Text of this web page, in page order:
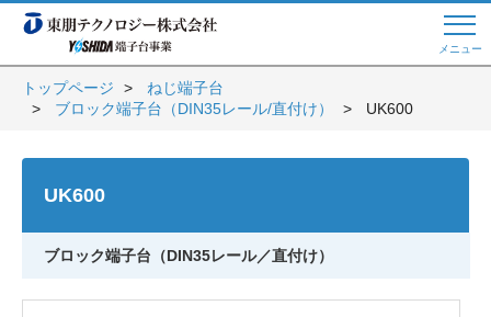
メニュー
Web商談 ご希望の方はこちら
トップページへ
トップページ
ねじ端子台
ブロック端子台（DIN35レール/直付け）
UK600
UK600
ブロック端子台（DIN35レール／直付け）